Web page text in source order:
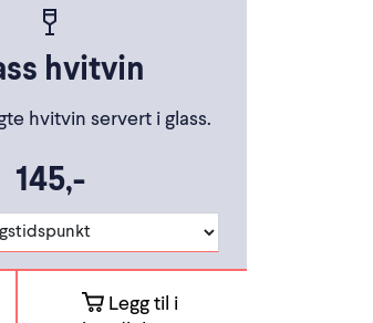
hvitvin
hvitvin servert i glass.
145,-